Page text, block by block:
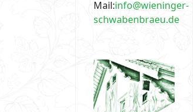
Mail:info@wieninger-
schwabenbraeu.de